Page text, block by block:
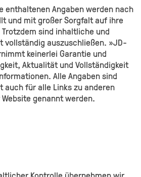
enthaltenen Angaben werden nach
und mit großer Sorgfalt auf ihre
sind inhaltliche und
vollständig auszuschließen. »JD-
keinerlei Garantie und
Aktualität und Vollständigkeit
Alle Angaben sind
auch für alle Links zu anderen
genannt werden.